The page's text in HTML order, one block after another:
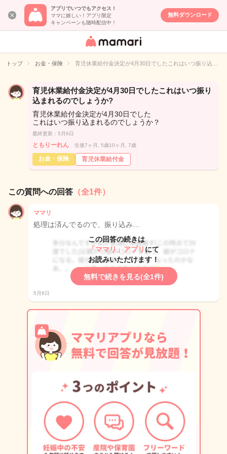
アプリでいつでもアクセス！
ママに嬉しい！アプリ限定
キャンペーンも随時配信中！
無料ダウンロード
女性専用匿名QA
イト
トップ お金・保険 育児休業給付金決定が4月30日でしたこれはいつ振り込…
育児休業給付金決定が4月30日でしたこれはいつ振り
込まれるのでしょうか?
育児休業給付金決定が4月30日でした
これはいつ振り込まれるのでしょうか？
最終更新：5月6日
ともりーれん 生後7ヶ月, 5歳10ヶ月, 7歳
お金・保険 育児休業給付金
この質問への回答 （全1件）
ママリ
処理は済んでるので、振り込み…
この回答の続きは
「ママリ」アプリ にて
お読みいただけます！
無料で続きを見る(全1件)
5月6日